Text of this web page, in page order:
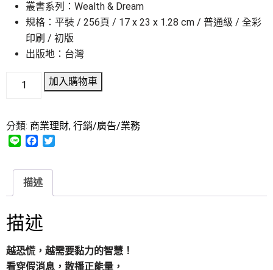
叢書系列：Wealth & Dream
規格：平裝 / 256頁 / 17 x 23 x 1.28 cm / 普通級 / 全彩
印刷 / 初版
出版地：台灣
加入購物車
分類: 商業理財, 行銷/廣告/業務
e
e
b
o
k
描述
描述
越恐慌，越需要黏力的智慧！
看穿假消息，散播正能量，